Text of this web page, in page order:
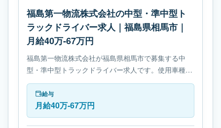
福島第一物流株式会社の中型・準中型ト
ラックドライバー求人｜福島県相馬市｜
月給40万-67万円
福島第一物流株式会社が福島県相馬市で募集する中
型・準中型トラックドライバー求人です。使用車種は
中型トラックです。勤務時間は- 変形労働時間制で
す。必要免許は- 準中型自動車免許です。
給与
月給40万-67万円